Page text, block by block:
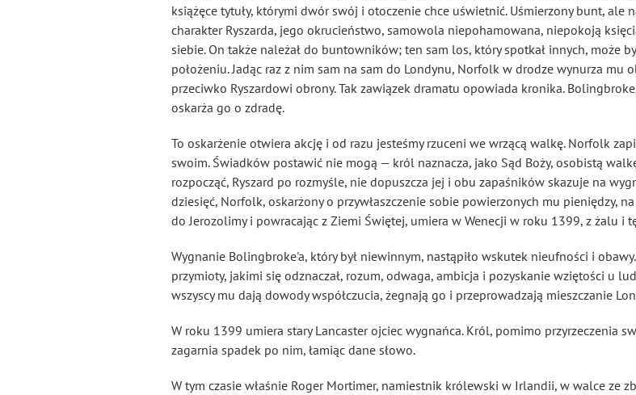
książęce tytuły, którymi dwór swój i otoczenie chce uświetnić. Uśmierzony bunt, ale
charakter Ryszarda, jego okrucieństwo, samowola niepohamowana, niepokoją
siebie. On także należał do buntowników; ten sam los, który spotkał innych, może
położeniu. Jadąc raz z nim sam na sam do Londynu, Norfolk w drodze wynurza mu
przeciwko Ryszardowi obrony. Tak zawiązek dramatu opowiada kronika.
oskarża go o zdradę.
To oskarżenie otwiera akcję i od razu jesteśmy rzuceni we wrzącą walkę. Norfolk
swoim. Świadków postawić nie mogą — król naznacza, jako Sąd Boży, osobistą
rozpocząć, Ryszard po rozmyśle, nie dopuszcza jej i obu zapaśników skazuje na
dziesięć, Norfolk, oskarżony o przywłaszczenie sobie powierzonych mu pieniędzy,
do Jerozolimy i powracając z Ziemi Świętej, umiera w Wenecji w roku 1399, z żalu i
Wygnanie Bolingbroke'a, który był niewinnym, nastąpiło wskutek nieufności i
przymioty, jakimi się odznaczał, rozum, odwaga, ambicja i pozyskanie wziętości u
wszyscy mu dają dowody współczucia, żegnają go i przeprowadzają mieszczanie
W roku 1399 umiera stary Lancaster ojciec wygnańca. Król, pomimo przyrzeczenia
zagarnia spadek po nim, łamiąc dane słowo.
W tym czasie właśnie Roger Mortimer, namiestnik królewski w Irlandii, w walce ze